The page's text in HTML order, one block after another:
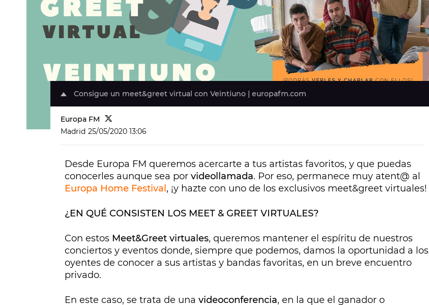
Consigue un meet&greet virtual con Veintiuno | europafm.com
Europa FM
Madrid 25/05/2020 13:06
Desde Europa FM queremos acercarte a tus artistas favoritos, y que puedas
conocerles aunque sea por videollamada. Por eso, permanece muy atent@ al
Europa Home Festival , ¡y hazte con uno de los exclusivos meet&greet virtuales!
¿EN QUÉ CONSISTEN LOS MEET & GREET VIRTUALES?
Con estos Meet&Greet virtuales, queremos mantener el espíritu de nuestros
conciertos y eventos donde, siempre que podemos, damos la oportunidad a los
oyentes de conocer a sus artistas y bandas favoritas, en un breve encuentro
privado.
En este caso, se trata de una videoconferencia, en la que el ganador o